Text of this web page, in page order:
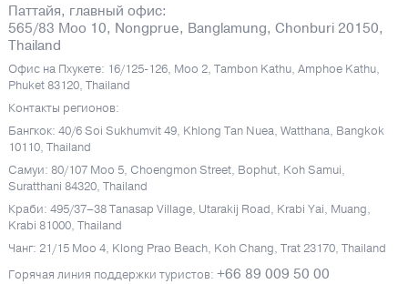
Паттайя, главный офис:
565/83 Moo 10, Nongprue, Banglamung, Chonburi 20150,
Thailand
Офис на Пхукете: 16/125-126, Moo 2, Tambon Kathu, Amphoe Kathu,
Phuket 83120, Thailand
Контакты регионов:
Бангкок: 40/6 Soi Sukhumvit 49, Khlong Tan Nuea, Watthana, Bangkok
10110, Thailand
Самуи: 80/107 Moo 5, Choengmon Street, Bophut, Koh Samui,
Suratthani 84320, Thailand
Краби: 495/37–38 Tanasap Village, Utarakij Road, Krabi Yai, Muang,
Krabi 81000, Thailand
Чанг: 21/15 Moo 4, Klong Prao Beach, Koh Chang, Trat 23170, Thailand
Горячая линия поддержки туристов: +66 89 009 50 00